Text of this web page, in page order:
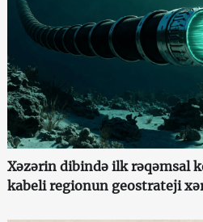
Xəzərin dibində ilk rəqəmsal
kabeli regionun geostrateji